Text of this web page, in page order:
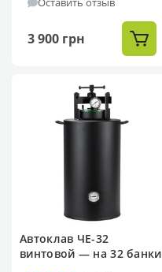
3 900 грн
Автоклав ЧЕ-32
винтовой — на 32 банки